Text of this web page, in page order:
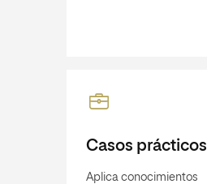
Casos prácticos
Aplica conocimientos